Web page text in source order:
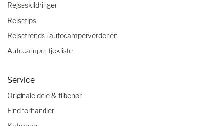
Rejseskildringer
Rejsetips
Rejsetrends i autocamperverdenen
Autocamper tjekliste
Service
Originale dele & tilbehør
Find forhandler